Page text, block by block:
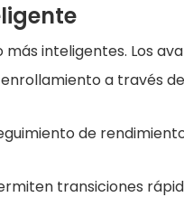
inteligentes. Los
a través
de
transiciones